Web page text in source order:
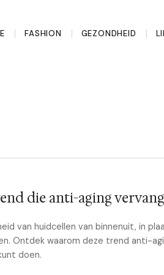
FASHION GEZONDHEID
die anti-aging
van huidcellen van binnenuit, in
Ontdek waarom deze trend anti-
doen.